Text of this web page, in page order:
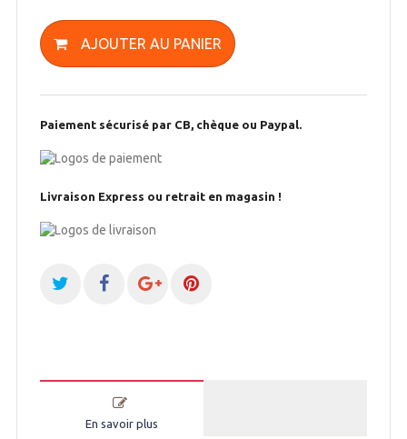
AJOUTER AU PANIER
Paiement sécurisé par CB, chèque ou Paypal.
Livraison Express ou retrait en magasin !
En savoir plus